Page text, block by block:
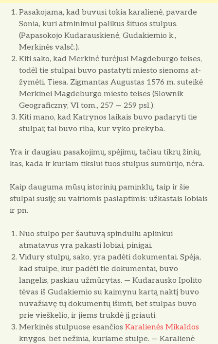
Pasakojama, kad buvusi tokia karalienė, pavarde
Sonia, kuri atmi­nimui palikus šituos stulpus.
(Papasokojo Kudarauskienė, Gudakiemio k.,
Merkinės valsč.).
Kiti sako, kad Merkinė turėjusi Magdeburgo teises,
todėl tie stulpai buvo pastatyti miesto sienoms at­
žymėti. Tiesa. Zigmantas Augustas 1576 m. suteikė
Merkinei Magdebur­go miesto teises (Slownik
Geograficzny, VI tom., 257 — 259 psl.).
Kiti mano, kad Katrynos laikais buvo padaryti tie
stulpai; tai buvo riba, kur vyko prekyba.
Yra ir daugiau pasakojimų, spėji­mų, tačiau tikrų žinių,
kas, kada ir kuriam tikslui tuos stulpus sumūrijo, nėra.
Kaip dauguma mūsų istorinių pa­minklų, taip ir šie
stulpai susiję su vairiomis paslaptimis: užkastais lobiais
ir pn.
Nuo stulpo per šautuvą spinduliu aplinkui
atmatavus yra pakasti lobiai, pinigai.
Vidury stulpų, sako, yra padėti dokumentai. Spėja,
kad stulpe, kur padėti tie dokumentai, buvo
langelis, paskiau užmūrytas. — Kudarausko Ipolito
tėvas iš Gudakiemio su kaimynu kartą naktį buvo
nuvažia­vę tų dokumentų išimti, bet stulpas buvo
prie vieškelio, ir jiems trukdė jį griauti.
Merkinės stulpuose esančiosKaralienės Mikaldos
knygos, bet ne­žinia, kuriame stulpe. — Karalienė